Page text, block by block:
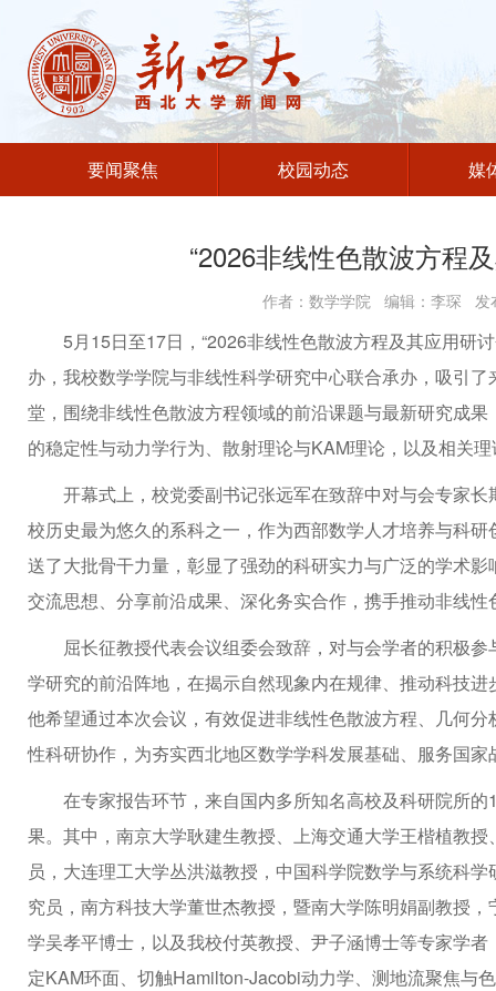
要闻聚焦 校园动态 媒
“2026非线性色散波方程
作者：数学学院 编辑：李琛
5月15日至17日，“2026非线性色散波方程及其应用研
办，我校数学学院与非线性科学研究中心联合承办，吸引
堂，围绕非线性色散波方程领域的前沿课题与最新研究成
的稳定性与动力学行为、散射理论与KAM理论，以及相关
开幕式上，校党委副书记张远军在致辞中对与会专家
校历史最为悠久的系科之一，作为西部数学人才培养与科
送了大批骨干力量，彰显了强劲的科研实力与广泛的学术
交流思想、分享前沿成果、深化务实合作，携手推动非线
屈长征教授代表会议组委会致辞，对与会学者的积极
学研究的前沿阵地，在揭示自然现象内在规律、推动科技
他希望通过本次会议，有效促进非线性色散波方程、几何
性科研协作，为夯实西北地区数学学科发展基础、服务国
在专家报告环节，来自国内多所知名高校及科研院所
果。其中，南京大学耿建生教授、上海交通大学王楷植教
员，大连理工大学丛洪滋教授，中国科学院数学与系统科
究员，南方科技大学董世杰教授，暨南大学陈明娟副教授
学吴孝平博士，以及我校付英教授、尹子涵博士等专家学
定KAM环面、切触Hamilton-Jacobi动力学、测地流聚焦与